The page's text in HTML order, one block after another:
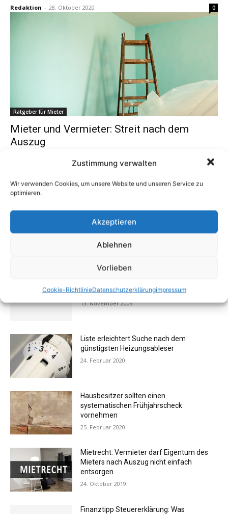
Zustimmung verwalten
Wir verwenden Cookies, um unsere Website und unseren Service zu
optimieren.
Akzeptieren
Ablehnen
Vorlieben
Cookie-RichtlinieDatenschutzerklärungimpressum
Redaktion - 28. Oktober 2020 0
Ratgeber für Mieter
Mieter und Vermieter: Streit nach dem
Auszug
Messehits der imm cologne 2009
13. November 2009
Liste erleichtert Suche nach dem
günstigsten Heizungsableser
24. Februar 2020
Hausbesitzer sollten einen
systematischen Frühjahrscheck
vornehmen
25. Februar 2020
Mietrecht: Vermieter darf Eigentum des
Mieters nach Auszug nicht einfach
entsorgen
24. Oktober 2019
Finanztipp Steuererklärung: Was